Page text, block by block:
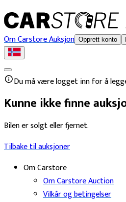
Om Carstore Auksjon Opprett konto
Du må være logget inn for å
Kunne ikke finne
Bilen er solgt eller fjernet.
Tilbake til auksjoner
Om Carstore
Om Carstore Auction
Vilkår og betingelser